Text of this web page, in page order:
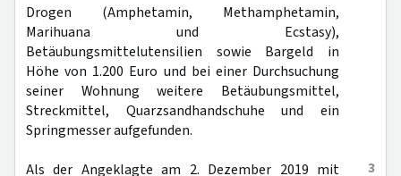
Drogen (Amphetamin, Methamphetamin,
Marihuana und Ecstasy),
Betäubungsmittelutensilien sowie Bargeld in
Höhe von 1.200 Euro und bei einer Durchsuchung
seiner Wohnung weitere Betäubungsmittel,
Streckmittel, Quarzsandhandschuhe und ein
Springmesser aufgefunden.
3
Als der Angeklagte am 2. Dezember 2019 mit